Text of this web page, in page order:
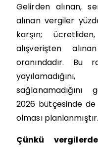
Gelirden alınan,
alınan vergiler
karşın;
alışverişten
oranındadır. Bu
sağlanamadığını
2026 bütçesinde
olması planlanmıştır.
Çünkü